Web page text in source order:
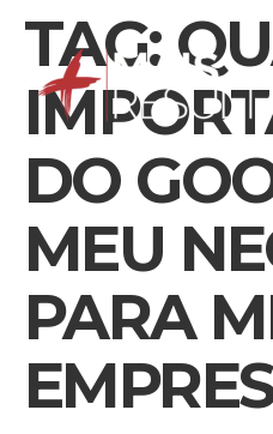
TAG:
DO
MEU
PARA